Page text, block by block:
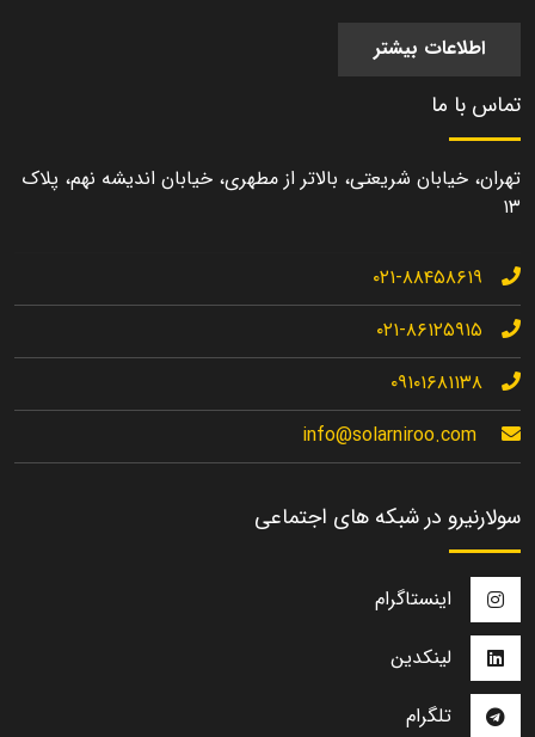
اطلاعات بیشتر
تماس با ما
تهران، خیابان شریعتی، بالاتر از مطهری، خیابان اندیشه نهم، پلاک
۱۳
۰۲۱-۸۸۴۵۸۶۱۹
۰۲۱-۸۶۱۲۵۹۱۵
۰۹۱۰۱۶۸۱۱۳۸
info@solarniroo.com
سولارنیرو در شبکه های اجتماعی
اینستاگرام
لینکدین
تلگرام